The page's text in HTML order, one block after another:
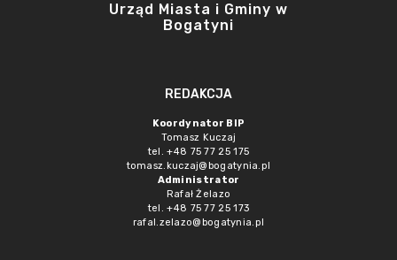
Urząd Miasta i Gminy w
Bogatyni
REDAKCJA
Koordynator BIP
Tomasz Kuczaj
tel. +48 75 77 25 175
tomasz.kuczaj@bogatynia.pl
Administrator
Rafał Żelazo
tel. +48 75 77 25 173
rafal.zelazo@bogatynia.pl